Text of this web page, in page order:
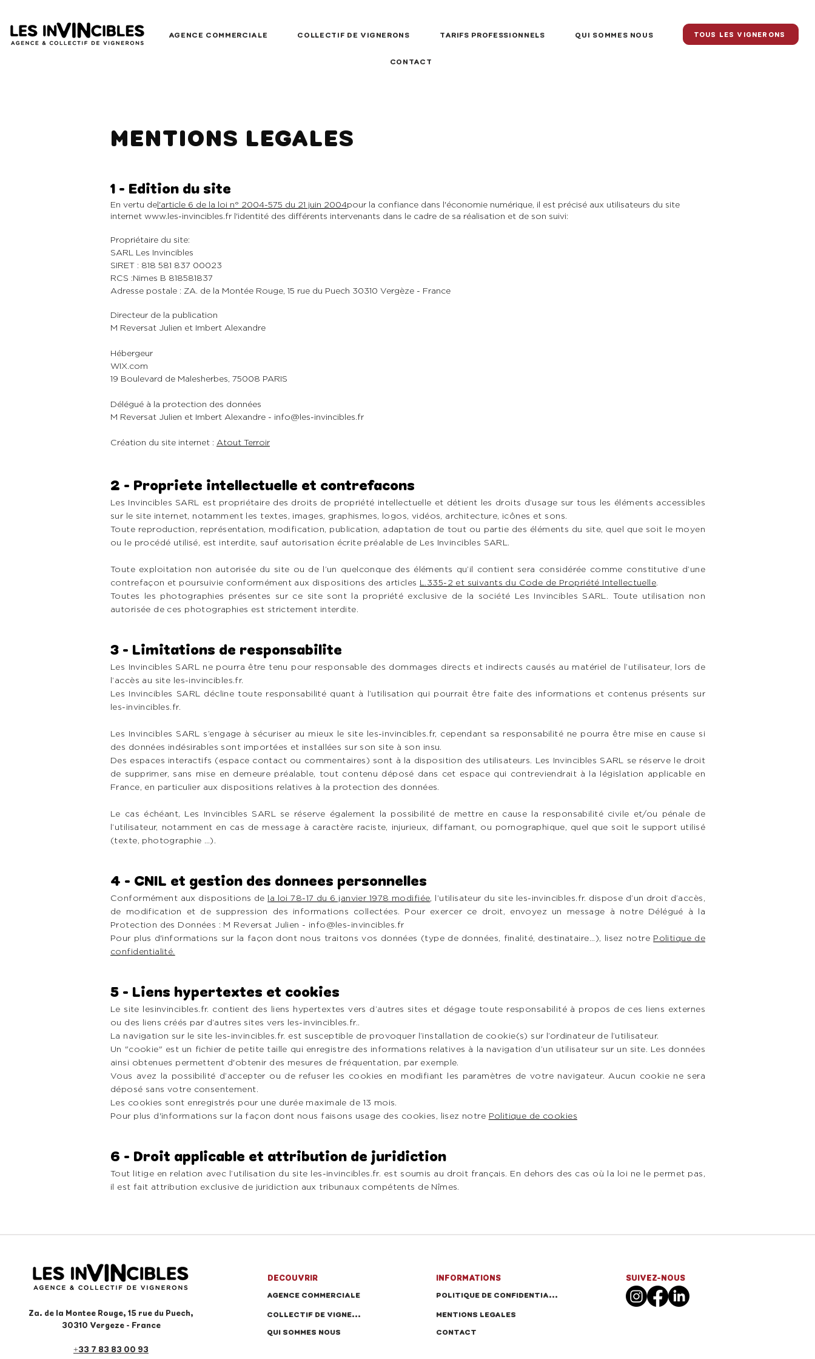
AGENCE COMMERCIALE COLLECTIF DE VIGNERONS TARIFS PROFESSIONNELS QUI SOMMES NOUS
CONTACT
TOUS LES VIGNERONS
MENTIONS LEGALES
1 - Edition du site
En vertu del'article 6 de la loi n° 2004-575 du 21 juin 2004pour la confiance dans l'économie numérique, il est précisé aux utilisateurs du site
internet www.les-invincibles.fr l'identité des différents intervenants dans le cadre de sa réalisation et de son suivi:
Propriétaire du site:
SARL Les Invincibles
SIRET : 818 581 837 00023
RCS :Nimes B 818581837
Adresse postale : ZA. de la Montée Rouge, 15 rue du Puech 30310 Vergèze - France
Directeur de la publication
M Reversat Julien et Imbert Alexandre
Hébergeur
WIX.com
19 Boulevard de Malesherbes, 75008 PARIS
Délégué à la protection des données
M Reversat Julien et Imbert Alexandre - info@les-invincibles.fr
Création du site internet : Atout Terroir
2 - Propriete intellectuelle et contrefacons
Les Invincibles SARL est propriétaire des droits de propriété intellectuelle et détient les droits d’usage sur tous les éléments accessibles
sur le site internet, notamment les textes, images, graphismes, logos, vidéos, architecture, icônes et sons.
Toute reproduction, représentation, modification, publication, adaptation de tout ou partie des éléments du site, quel que soit le moyen
ou le procédé utilisé, est interdite, sauf autorisation écrite préalable de Les Invincibles SARL.
Toute exploitation non autorisée du site ou de l’un quelconque des éléments qu’il contient sera considérée comme constitutive d’une
contrefaçon et poursuivie conformément aux dispositions des articles L.335-2 et suivants du Code de Propriété Intellectuelle.
Toutes les photographies présentes sur ce site sont la propriété exclusive de la société Les Invincibles SARL. Toute utilisation non
autorisée de ces photographies est strictement interdite.
3 - Limitations de responsabilite
Les Invincibles SARL ne pourra être tenu pour responsable des dommages directs et indirects causés au matériel de l’utilisateur, lors de
l’accès au site les-invincibles.fr.
Les Invincibles SARL décline toute responsabilité quant à l’utilisation qui pourrait être faite des informations et contenus présents sur
les-invincibles.fr.
Les Invincibles SARL s’engage à sécuriser au mieux le site les-invincibles.fr, cependant sa responsabilité ne pourra être mise en cause si
des données indésirables sont importées et installées sur son site à son insu.
Des espaces interactifs (espace contact ou commentaires) sont à la disposition des utilisateurs. Les Invincibles SARL se réserve le droit
de supprimer, sans mise en demeure préalable, tout contenu déposé dans cet espace qui contreviendrait à la législation applicable en
France, en particulier aux dispositions relatives à la protection des données.
Le cas échéant, Les Invincibles SARL se réserve également la possibilité de mettre en cause la responsabilité civile et/ou pénale de
l’utilisateur, notamment en cas de message à caractère raciste, injurieux, diffamant, ou pornographique, quel que soit le support utilisé
(texte, photographie …).
4 - CNIL et gestion des donnees personnelles
Conformément aux dispositions de la loi 78-17 du 6 janvier 1978 modifiée, l’utilisateur du site les-invincibles.fr. dispose d’un droit d’accès,
de modification et de suppression des informations collectées. Pour exercer ce droit, envoyez un message à notre Délégué à la
Protection des Données : M Reversat Julien - info@les-invincibles.fr
Pour plus d'informations sur la façon dont nous traitons vos données (type de données, finalité, destinataire...), lisez notre Politique de
confidentialité.
5 - Liens hypertextes et cookies
Le site lesinvincibles.fr. contient des liens hypertextes vers d’autres sites et dégage toute responsabilité à propos de ces liens externes
ou des liens créés par d’autres sites vers les-invincibles.fr..
La navigation sur le site les-invincibles.fr. est susceptible de provoquer l’installation de cookie(s) sur l’ordinateur de l’utilisateur.
Un "cookie" est un fichier de petite taille qui enregistre des informations relatives à la navigation d’un utilisateur sur un site. Les données
ainsi obtenues permettent d'obtenir des mesures de fréquentation, par exemple.
Vous avez la possibilité d’accepter ou de refuser les cookies en modifiant les paramètres de votre navigateur. Aucun cookie ne sera
déposé sans votre consentement.
Les cookies sont enregistrés pour une durée maximale de 13 mois.
Pour plus d'informations sur la façon dont nous faisons usage des cookies, lisez notre Politique de cookies
6 - Droit applicable et attribution de juridiction
Tout litige en relation avec l’utilisation du site les-invincibles.fr. est soumis au droit français. En dehors des cas où la loi ne le permet pas,
il est fait attribution exclusive de juridiction aux tribunaux compétents de Nîmes.
Za. de la Montee Rouge, 15 rue du Puech,
30310 Vergeze- France
+33 7 83 83 00 93
DECOUVRIR
AGENCE COMMERCIALE
COLLECTIF DE VIGNERON
QUI SOMMES NOUS
INFORMATIONS
POLITIQUE DE CONFIDENTIALITE
SUIVEZ-NOUS
MENTIONS LEGALES
CONTACT